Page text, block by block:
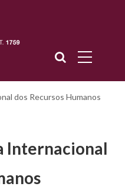
Internacional
dos Recursos Humanos